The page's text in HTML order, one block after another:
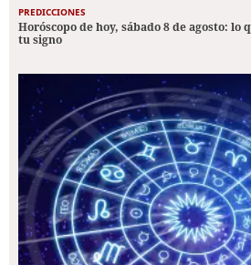
PREDICCIONES
Horóscopo de hoy, sábado 8 de agosto: lo
tu signo